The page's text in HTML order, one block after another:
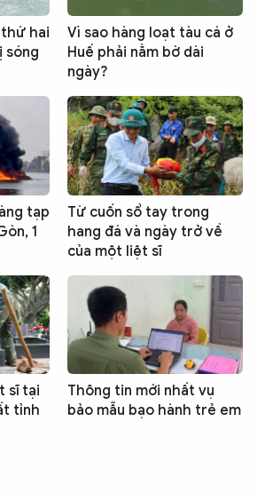
hai
sóng
Vì sao hàng loạt tàu cá ở
Huế phải nằm bờ dài
ngày?
tạp
1
Từ cuốn sổ tay trong
hang đá và ngày trở về
của một liệt sĩ
sĩ tại
tỉnh
Thông tin mới nhất vụ
bảo mẫu bạo hành trẻ em